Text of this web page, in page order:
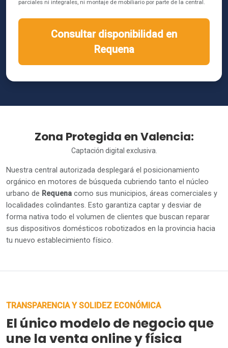
parciales ni integrales, ni montaje de mobiliario por parte de la central.
Consultar disponibilidad en
Requena
Zona Protegida en Valencia:
Captación digital exclusiva.
Nuestra central autorizada desplegará el posicionamiento
orgánico en motores de búsqueda cubriendo tanto el núcleo
urbano de Requena como sus municipios, áreas comerciales y
localidades colindantes. Esto garantiza captar y desviar de
forma nativa todo el volumen de clientes que buscan reparar
sus dispositivos domésticos robotizados en la provincia hacia
tu nuevo establecimiento físico.
TRANSPARENCIA Y SOLIDEZ ECONÓMICA
El único modelo de negocio que
une la venta online y física